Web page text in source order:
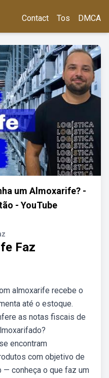
Contact Tos DMCA
um Almoxarife? -
- YouTube
Faz
almoxarife recebe o
até o estoque.
as notas fiscais de
encontram
com objetivo de
— conheça o que faz um